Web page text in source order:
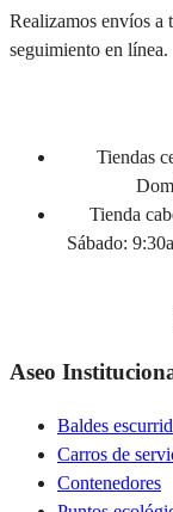
Realizamos envíos a
seguimiento en línea.
Tiendas
Tienda
Sábado:
Aseo
Baldes
Carros de
Contenedores